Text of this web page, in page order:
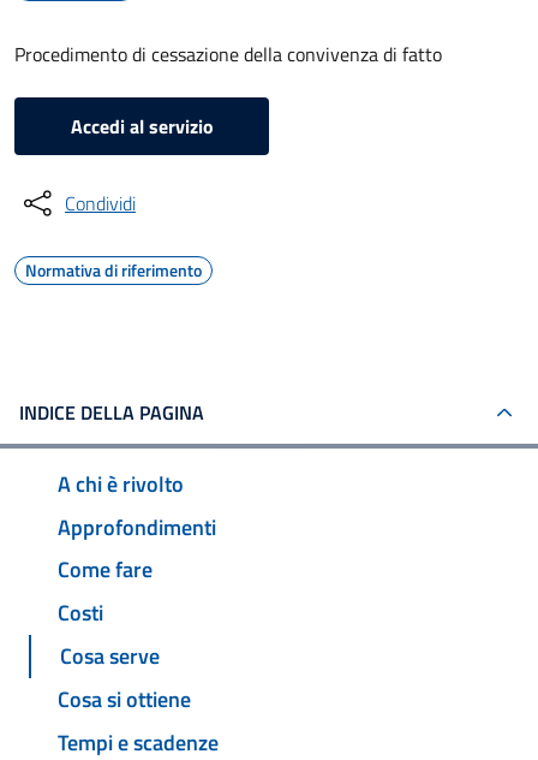
Procedimento di cessazione della convivenza di fatto
Accedi al servizio
Condividi
Normativa di riferimento
INDICE DELLA PAGINA
A chi è rivolto
Approfondimenti
Come fare
Costi
Cosa serve
Cosa si ottiene
Tempi e scadenze